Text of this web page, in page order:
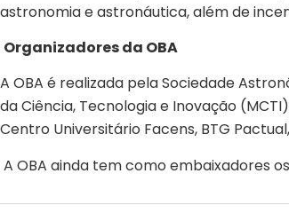
astronomia e astronáutica, além de
Organizadores da OBA
A OBA é realizada pela Sociedade
da Ciência, Tecnologia e Inovação
Centro Universitário Facens, BTG
A OBA ainda tem como embaixadores